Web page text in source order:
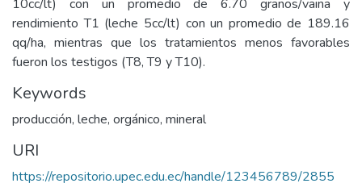
10cc/lt) con un promedio de 6.70 granos/vaina y
rendimiento T1 (leche 5cc/lt) con un promedio de 189.16
qq/ha, mientras que los tratamientos menos favorables
fueron los testigos (T8, T9 y T10).
Keywords
producción, leche, orgánico, mineral
URI
https://repositorio.upec.edu.ec/handle/123456789/2855